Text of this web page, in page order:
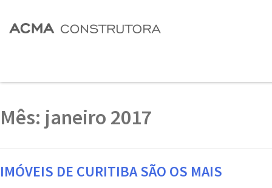
Mês: janeiro 2017
IMÓVEIS DE CURITIBA SÃO OS MAIS